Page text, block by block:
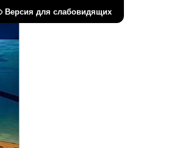
Версия для слабовидящих